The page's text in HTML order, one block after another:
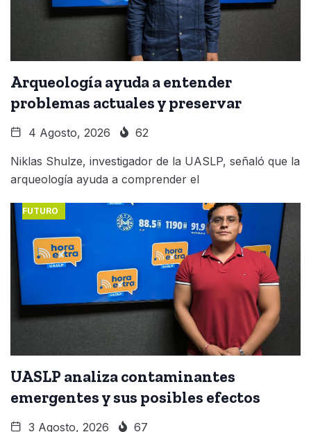
Arqueología ayuda a entender
problemas actuales y preservar
4 Agosto, 2026 62
Niklas Shulze, investigador de la UASLP, señaló que la
arqueología ayuda a comprender el
FUTURO
UASLP analiza contaminantes
emergentes y sus posibles efectos
3 Agosto, 2026 67